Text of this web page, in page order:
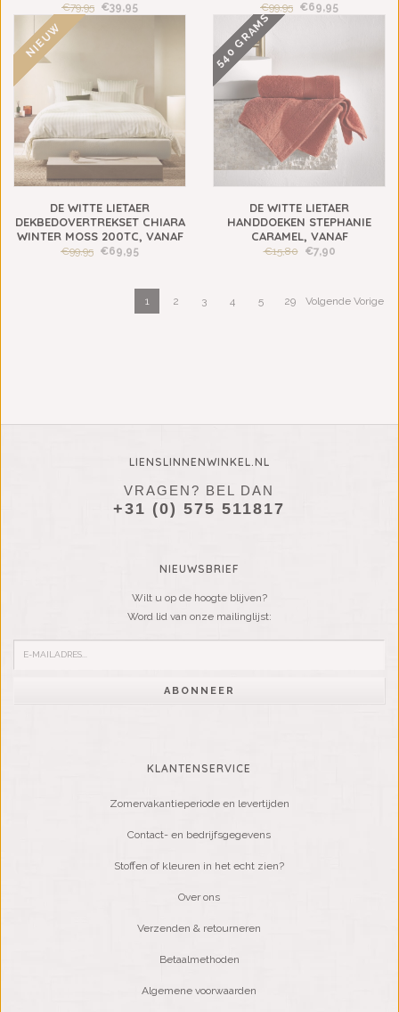
€79,95 €39,95 €99,95 €69,95
NIEUW
DE WITTE LIETAER
DEKBEDOVERTREKSET CHIARA
WINTER MOSS 200TC, VANAF
€99,95 €69,95
540 GRAMS
DE WITTE LIETAER
HANDDOEKEN STEPHANIE
CARAMEL, VANAF
€15,80 €7,90
1 2 3 4 5 29 Volgende Vorige
LIENSLINNENWINKEL.NL
VRAGEN? BEL DAN
+31 (0) 575 511817
NIEUWSBRIEF
Wilt u op de hoogte blijven?
Word lid van onze mailinglijst:
ABONNEER
KLANTENSERVICE
Zomervakantieperiode en levertijden
Contact- en bedrijfsgegevens
Stoffen of kleuren in het echt zien?
Over ons
Verzenden & retourneren
Betaalmethoden
Algemene voorwaarden